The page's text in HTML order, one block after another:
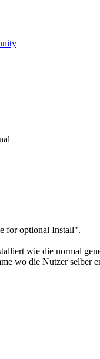
for optional Install".
wie die normal
wo die Nutzer selber